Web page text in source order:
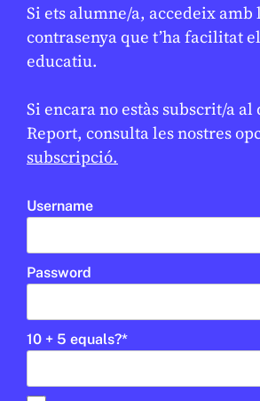
Si ets alumne/a, accedeix amb
contrasenya que t’ha facilitat
educatiu.
Si encara no estàs subscrit/a
Report, consulta les nostres
subscripció.
Username
Password
10 + 5 equals?*
CICLE SUPERIOR DE PRIMÀRIA
BATXILLERAT
ESPORTS
Què són els Jocs